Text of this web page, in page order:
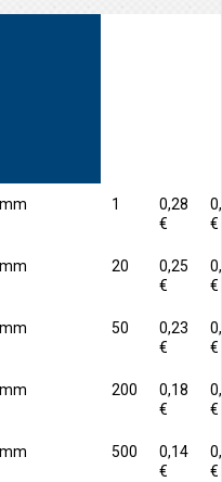
1
0,28
€
€
20
0,25
€
€
50
0,23
€
€
200
0,18
€
€
500
0,14
€
€